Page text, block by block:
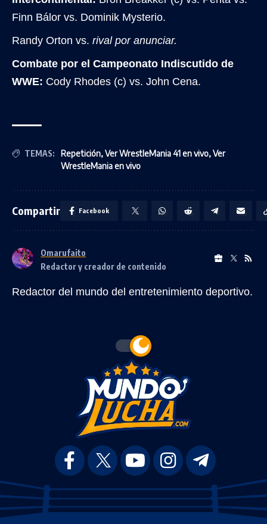
Finn Bálor vs. Dominik Mysterio.
Randy Orton vs. rival por anunciar.
Combate por el Campeonato Indiscutido de
WWE: Cody Rhodes (c) vs. John Cena.
TEMAS: Repetición,Ver WrestleMania 41 en vivo,Ver
WrestleMania en vivo
Compartir Facebook
Omarufaito
Redactor y creador de contenido
Redactor del mundo del entretenimiento deportivo.